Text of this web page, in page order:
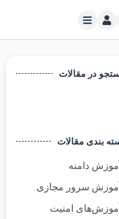
مقالات
مقالات
سرور مجازی
امنیت